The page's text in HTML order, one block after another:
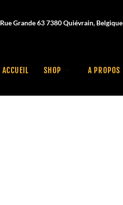
Rue Grande 63 7380 Quiévrain, Belgique
ACCUEIL SHOP A PROPOS